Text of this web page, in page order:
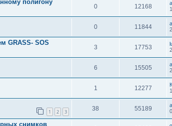
полигону
0 12168
0 11844
GRASS- SOS
3 17753
6 15505
1 12277
1 2 3
38 55189
снимков